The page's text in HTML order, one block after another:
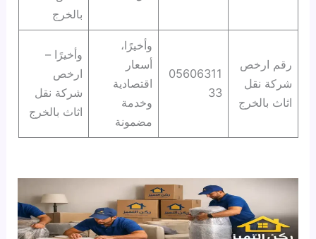
بالخرج
رقم ارخص
شركة نقل
اثاث بالخرج
05606311
33
وأخيرًا،
أسعار
اقتصادية
وخدمة
مضمونة
وأخيرًا –
ارخص
شركة نقل
اثاث بالخرج